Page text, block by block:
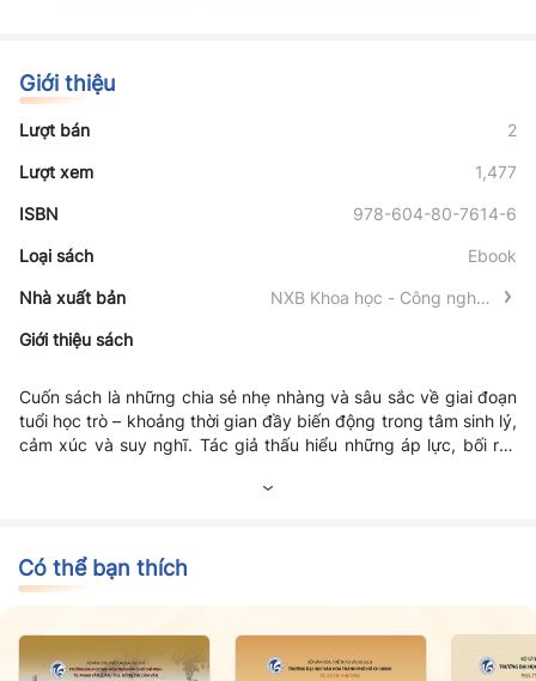
Giới thiệu
Lượt bán 2
Lượt xem 1,477
ISBN 978-604-80-7614-6
Loại sách Ebook
Nhà xuất bản
NXB Khoa học - Công nghệ -
Giới thiệu sách
Cuốn sách là những chia sẻ nhẹ nhàng và sâu sắc về giai đoạn
tuổi học trò – khoảng thời gian đầy biến động trong tâm sinh lý,
cảm xúc và suy nghĩ. Tác giả thấu hiểu những áp lực, bối rối,
quan hệ và định hướng tương lai. Với hình ảnh “con Lật đật” –
đọc vượt qua khó khăn, giữ vững niềm tin và cảm nhận hạnh
phúc từ những điều giản dị trong cuộc sống.
Có thể bạn thích